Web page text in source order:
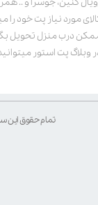
مورد نیاز پت خود را
درب منزل تحویل
وبلاگ پت استور
تمام حقوق این